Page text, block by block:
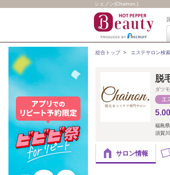
シェノン(Chainon.)
総合トップ> エステサロン検
脱
ダツ
5.00
福島
須賀
サロン情報